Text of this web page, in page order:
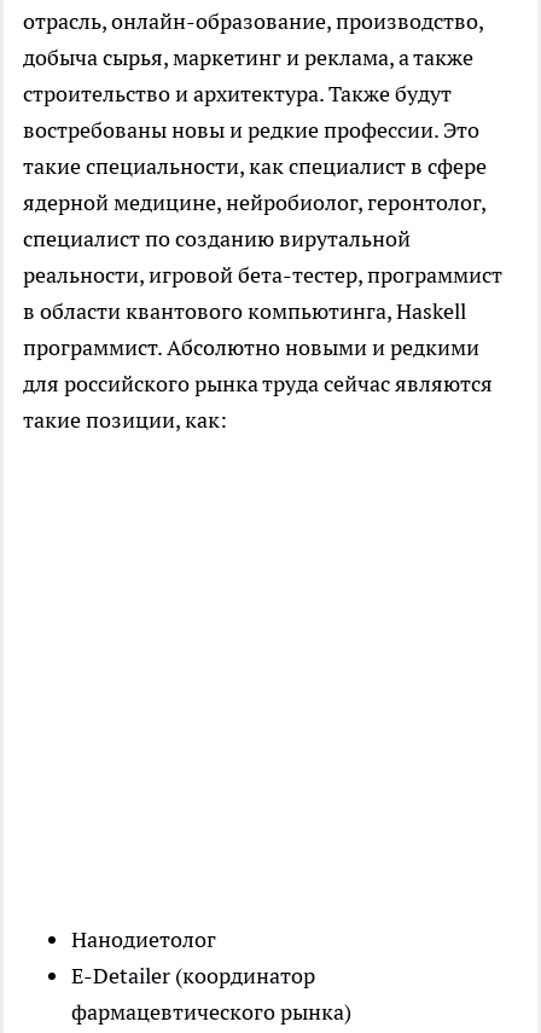
отрасль, онлайн-образование, производство,
добыча сырья, маркетинг и реклама, а также
строительство и архитектура. Также будут
востребованы новы и редкие профессии. Это
такие специальности, как специалист в сфере
ядерной медицине, нейробиолог, геронтолог,
специалист по созданию вирутальной
реальности, игровой бета-тестер, программист
в области квантового компьютинга, Haskell
программист. Абсолютно новыми и редкими
для российского рынка труда сейчас являются
такие позиции, как:
Нанодиетолог
E-Detailer (координатор
фармацевтического рынка)